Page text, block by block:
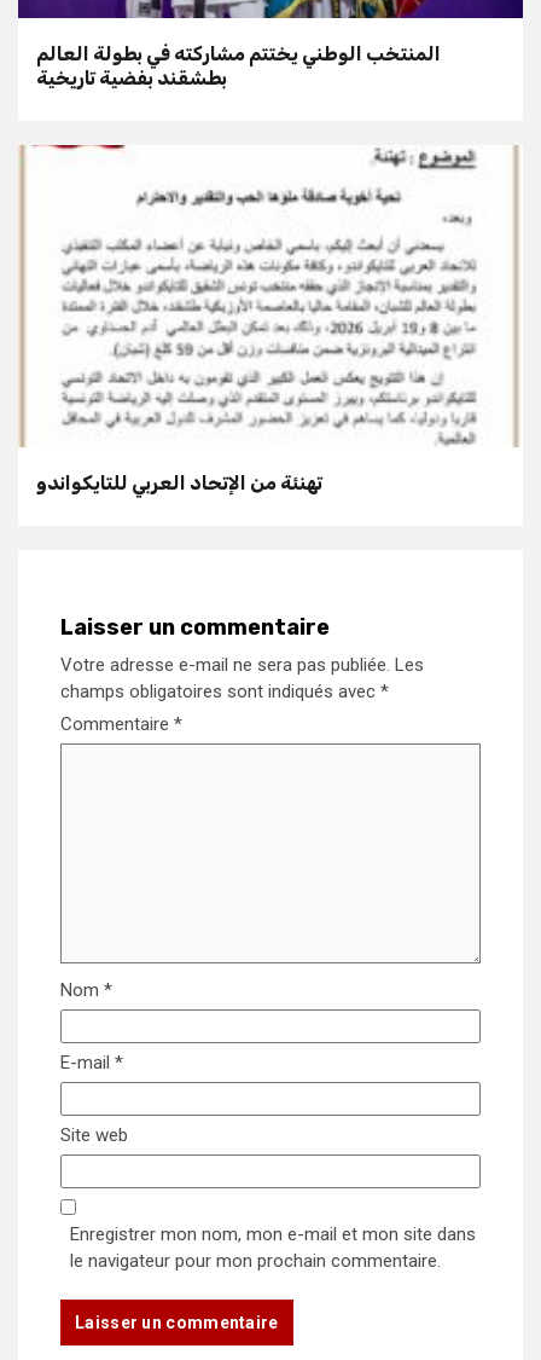
المنتخب الوطني يختتم مشاركته في بطولة العالم
بطشقند بفضية تاريخية
تهنئة من الإتحاد العربي للتايكواندو
Laisser un commentaire
Votre adresse e-mail ne sera pas publiée. Les
champs obligatoires sont indiqués avec *
Commentaire *
Nom *
E-mail *
Site web
Enregistrer mon nom, mon e-mail et mon site dans
le navigateur pour mon prochain commentaire.